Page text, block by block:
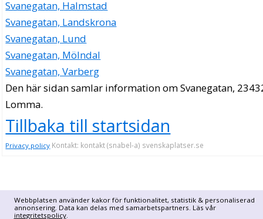
Webbplatsen använder kakor för funktionalitet, statistik & personaliserad
annonsering. Data kan delas med samarbetspartners. Läs vår
integritetspolicy.
Svanegatan, Halmstad
Svanegatan, Landskrona
Svanegatan, Lund
Svanegatan, Mölndal
Svanegatan, Varberg
Den här sidan samlar information om Svanegatan,
Lomma.
Tillbaka till startsidan
Privacy policy Kontakt: kontakt (snabel-a) svenskaplatser.se